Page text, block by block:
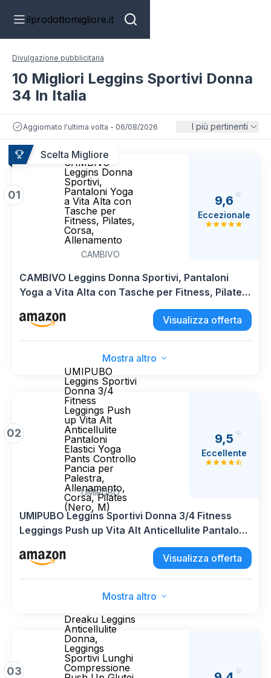
ilprodottomigliore.it
Divulgazione pubblicitaria
10 Migliori Leggins Sportivi Donna
34 In Italia
Aggiornato l'ultima volta - 06/08/2026 I più pertinenti
Scelta Migliore
01
CAMBIVO
Leggins Donna
Sportivi,
Pantaloni Yoga
a Vita Alta con
Tasche per
Fitness, Pilates,
Corsa,
Allenamento
CAMBIVO
9,6
Eccezionale
CAMBIVO Leggins Donna Sportivi, Pantaloni
Yoga a Vita Alta con Tasche per Fitness, Pilates,
Visualizza offerta
Mostra altro
02
UMIPUBO
Leggins Sportivi
Donna 3/4
Fitness
Leggings Push
up Vita Alt
Anticellulite
Pantaloni
Elastici Yoga
Pants Controllo
Pancia per
Palestra,
Allenamento,
Corsa, Pilates
(Nero, M)
UMIPUBO
9,5
Eccellente
UMIPUBO Leggins Sportivi Donna 3/4 Fitness
Leggings Push up Vita Alt Anticellulite Pantaloni
Elastici Yoga Pants Controllo Pancia per
Palestra, Allenamento, Corsa, Pilates (Nero, M)
Visualizza offerta
Mostra altro
03
Dreaku Leggins
Anticellulite
Donna,
Leggings
Sportivi Lunghi
Compressione